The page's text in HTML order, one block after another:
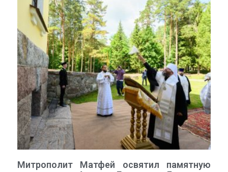
Митрополит Матфей освятил памятную